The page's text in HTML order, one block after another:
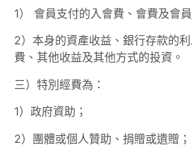
1） 會員支付的入會費、會費及會
2）本身的資產收益、銀行存款的
費、其他收益及其他方式的投資。
三）特別經費為：
1）政府資助；
2）團體或個人贊助、捐贈或遺贈；